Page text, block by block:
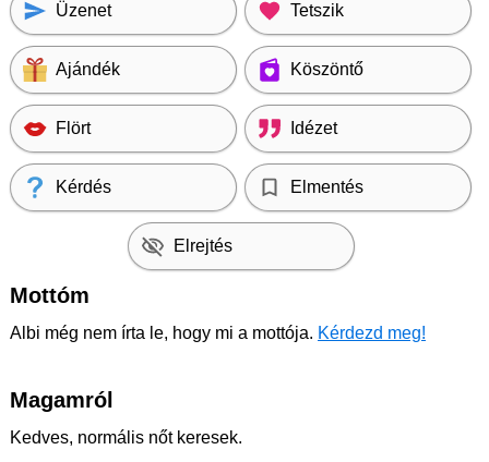
Üzenet Tetszik
Ajándék Köszöntő
Flört Idézet
Kérdés Elmentés
Elrejtés
Mottóm
Albi még nem írta le, hogy mi a mottója. Kérdezd meg!
Magamról
Kedves, normális nőt keresek.